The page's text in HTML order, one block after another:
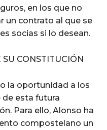
en los que no
un contrato al que se
socias si lo desean.
SU CONSTITUCIÓN
la oportunidad a los
esta futura
Para ello, Alonso ha
compostelano un